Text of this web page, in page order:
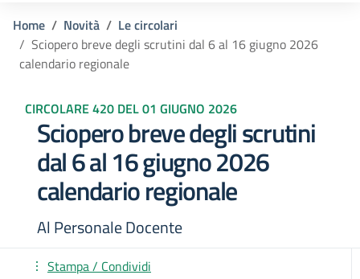
Home Novità
Le circolari
Sciopero breve degli scrutini dal 6 al 16 giugno 2026
calendario regionale
CIRCOLARE 420 DEL 01 GIUGNO 2026
Sciopero breve degli scrutini
dal 6 al 16 giugno 2026
calendario regionale
Al Personale Docente
Stampa / Condividi